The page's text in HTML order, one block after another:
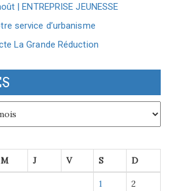
| ENTREPRISE JEUNESSE
service d’urbanisme
La Grande Réduction
M J V S D
1 2